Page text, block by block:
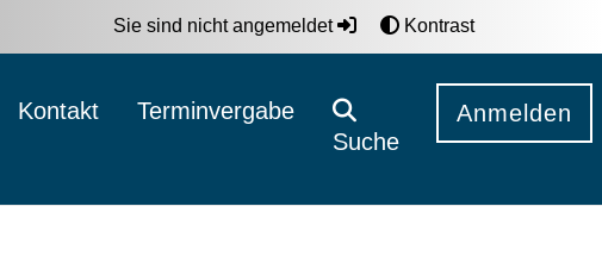
Sie sind nicht angemeldet Kontrast
Kontakt
Terminvergabe
Suche
Anmelden